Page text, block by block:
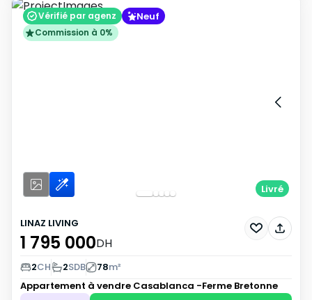
Vérifié par agenz Neuf
Commission à 0%
Livré
LINAZ LIVING
1 795 000DH
2CH 2SDB 78m²
Appartement à vendre Casablanca -Ferme Bretonne